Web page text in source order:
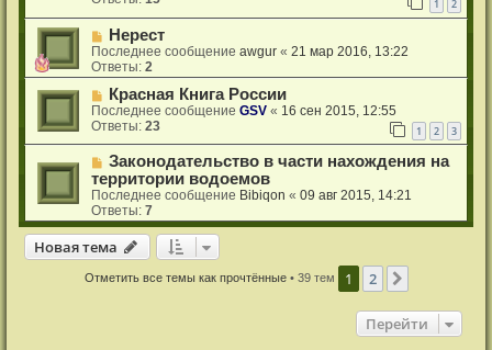
1 2
Нерест
Последнее сообщениеawgur «21 мар 2016, 13:22
Ответы:2
Красная Книга России
Последнее сообщениеGSV « 16 сен 2015, 12:55
Ответы:23 1 2 3
Законодательство в части нахождения на
территории водоемов
Последнее сообщение Bibiqon «09 авг 2015, 14:21
Ответы:7
Новая тема
Новаятема
Отметить все темы как прочтённые• 39 тем 1 2
Перейти